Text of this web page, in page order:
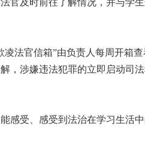
官及时前往了解情况，并与学
官信箱”由负责人每周开箱查
涉嫌违法犯罪的立即启动司
受、感受到法治在学习生活中